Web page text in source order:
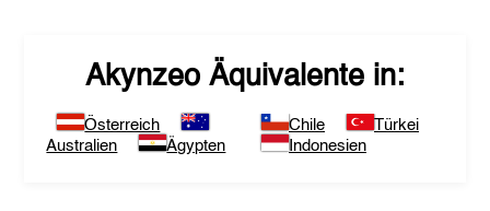
Akynzeo Äquivalente in:
Österreich
Australien
Ägypten
Chile
Türkei
Indonesien